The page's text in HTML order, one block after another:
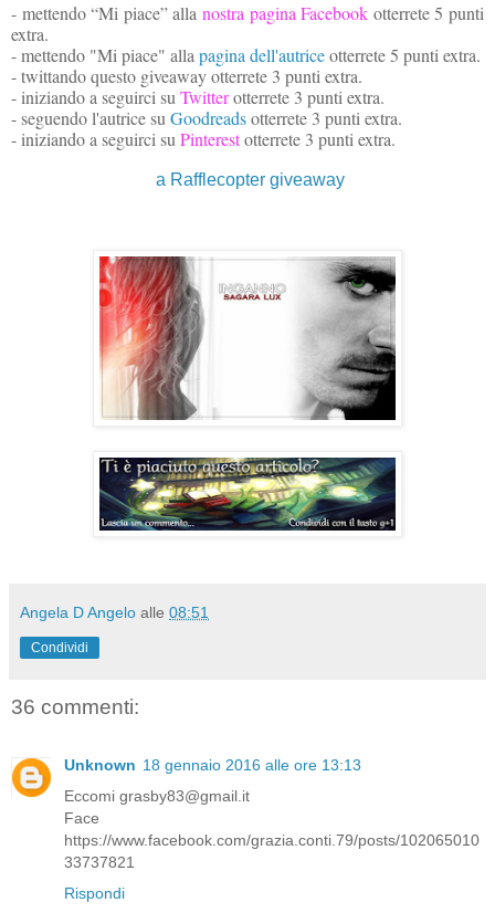
- mettendo “Mi piace” alla nostra pagina Facebook otterrete 5 punti
extra.
- mettendo "Mi piace" allapagina dell'autriceotterrete 5 punti extra.
- twittando questo giveaway otterrete 3 punti extra.
- iniziando a seguirci suTwitterotterrete 3 punti extra.
- seguendo l'autrice suGoodreadsotterrete 3 punti extra.
-iniziando a seguirci suPinterestotterrete 3 punti extra.
a Rafflecopter giveaway
Angela D Angelo alle 08:51
Condividi
36 commenti:
Unknown 18 gennaio 2016 alle ore 13:13
Eccomi grasby83@gmail.it
Face
https://www.facebook.com/grazia.conti.79/posts/102065010
33737821
Rispondi